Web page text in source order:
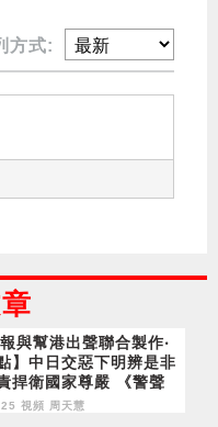
方式:
報與幫港出聲聯合製作‧
】中日交惡下明辨是非
捍衛國家尊嚴 《警聲
爭獎 12.28截止投票
視頻 周天慧